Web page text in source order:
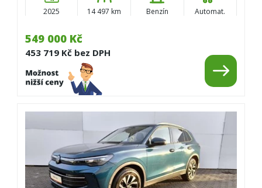
549 000 Kč
453 719 Kč bez DPH
2025 14 497 km Benzín Automat.